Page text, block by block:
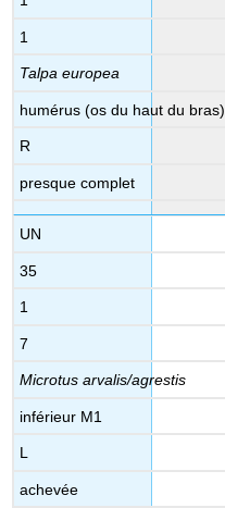
1
Talpa europea
humérus (os du haut du bras)
R
presque complet
UN
35
1
7
Microtus arvalis/agrestis
inférieur M1
L
achevée